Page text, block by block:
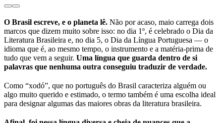
O Brasil escreve, e o planeta lê. Não por acaso, maio carrega dois
marcos que dizem muito sobre isso: no dia 1º, é celebrado o Dia da
Literatura Brasileira e, no dia 5, o Dia da Língua Portuguesa — o
idioma que é, ao mesmo tempo, o instrumento e a matéria-prima de
tudo que vem a seguir. Uma língua que guarda dentro de si
palavras que nenhuma outra conseguiu traduzir de verdade.
Como “xodó”, que no português do Brasil caracteriza alguém ou
algo muito querido e estimado, o termo também é uma escolha ideal
para designar algumas das maiores obras da literatura brasileira.